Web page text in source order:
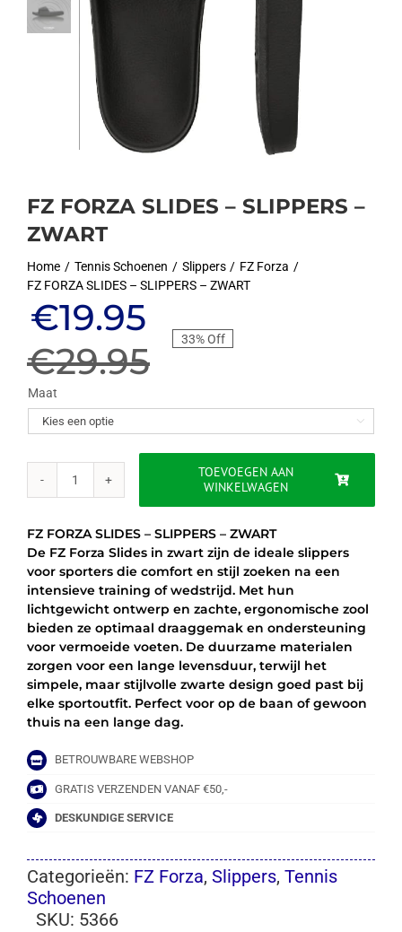
FZ FORZA SLIDES – SLIPPERS –
ZWART
Home Tennis Schoenen Slippers
FZ Forza
FZ FORZA SLIDES – SLIPPERS – ZWART
€29.95
Oorspronkelijke
prijs
was:
€29.95.
€19.95
Huidige
prijs
is:
€19.95.
33% Off
Maat

FZ
SLIPPERS
ZWART
TOEVOEGEN AAN
WINKELWAGEN
FZ FORZA SLIDES – SLIPPERS – ZWART
De FZ Forza Slides in zwart zijn de ideale slippers
voor sporters die comfort en stijl zoeken na een
intensieve training of wedstrijd. Met hun
lichtgewicht ontwerp en zachte, ergonomische zool
bieden ze optimaal draaggemak en ondersteuning
voor vermoeide voeten. De duurzame materialen
zorgen voor een lange levensduur, terwijl het
simpele, maar stijlvolle zwarte design goed past bij
elke sportoutfit. Perfect voor op de baan of gewoon
thuis na een lange dag.
BETROUWBARE WEBSHOP
GRATIS VERZENDEN VANAF €50,-
DESKUNDIGE SERVICE
Categorieën: FZ Forza, Slippers, Tennis
Schoenen
SKU: 5366